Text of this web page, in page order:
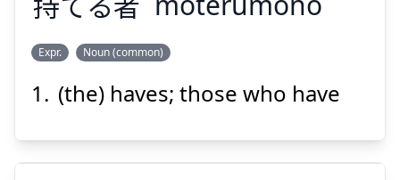
Show answer
Suspend
も
もの
Expr. Noun (common)
(the) haves; those who have